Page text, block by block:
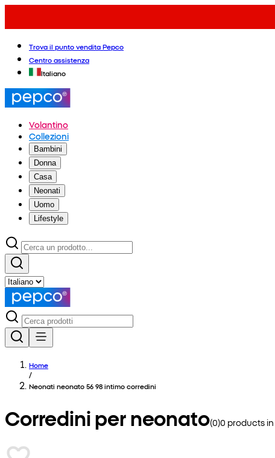
Trova il punto vendita Pepco
Centro assistenza
Italiano
Volantino
Collezioni
Bambini
Donna
Casa
Neonati
Uomo
Lifestyle
Home
/
Neonati neonato 56 98 intimo corredini
Corredini per neonato(0)0 products in